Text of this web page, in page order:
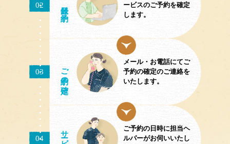
02 ／予約
ービスのご予約を確定
します。
03
ご予約
の確定
メール・お電話にてご
予約の確定のご連絡を
いたします。
04
サ
ご予約の日時に担当ヘ
ルパーがお伺いいたし